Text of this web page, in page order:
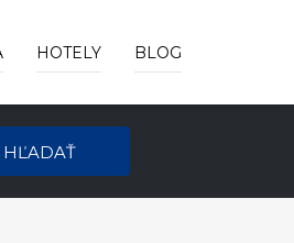
HOTELY BLOG
HĽADAŤ